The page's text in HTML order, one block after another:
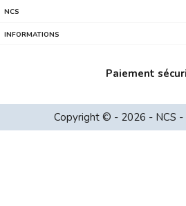
Ventilateur LC POWER Cosmo Cool
NCS
INFORMATIONS
Paiement
Copyright © - 2026 - NCS -